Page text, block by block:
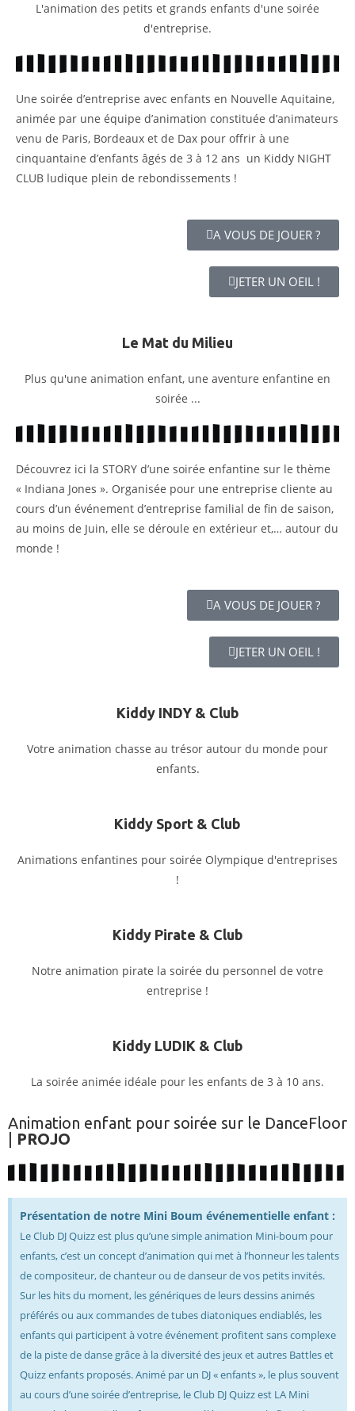
L'animation des petits et grands enfants d'une soirée
d'entreprise.
Une soirée d’entreprise avec enfants en Nouvelle Aquitaine,
animée par une équipe d’animation constituée d’animateurs
venu de Paris, Bordeaux et de Dax pour offrir à une
cinquantaine d’enfants âgés de 3 à 12 ans un Kiddy NIGHT
CLUB ludique plein de rebondissements !
A VOUS DE JOUER ?
JETER UN OEIL !
Le Mat du Milieu
Plus qu'une animation enfant, une aventure enfantine en
soirée ...
Découvrez ici la STORY d’une soirée enfantine sur le thème
« Indiana Jones ». Organisée pour une entreprise cliente au
cours d’un événement d’entreprise familial de fin de saison,
au moins de Juin, elle se déroule en extérieur et,… autour du
monde !
A VOUS DE JOUER ?
JETER UN OEIL !
Kiddy INDY & Club
Votre animation chasse au trésor autour du monde pour
enfants.
Kiddy Sport & Club
Animations enfantines pour soirée Olympique d'entreprises
!
Kiddy Pirate & Club
Notre animation pirate la soirée du personnel de votre
entreprise !
Kiddy LUDIK & Club
La soirée animée idéale pour les enfants de 3 à 10 ans.
Animation enfant pour soirée sur le DanceFloor
PROJO
Présentation de notre Mini Boum événementielle enfant :
Le Club DJ Quizz est plus qu’une simple animation Mini-boum pour
enfants, c’est un concept d’animation qui met à l’honneur les talents
de compositeur, de chanteur ou de danseur de vos petits invités.
Sur les hits du moment, les génériques de leurs dessins animés
préférés ou aux commandes de tubes diatoniques endiablés, les
enfants qui participent à votre événement profitent sans complexe
de la piste de danse grâce à la diversité des jeux et autres Battles et
Quizz enfants proposés. Animé par un DJ « enfants », le plus souvent
au cours d’une soirée d’entreprise, le Club DJ Quizz est LA Mini